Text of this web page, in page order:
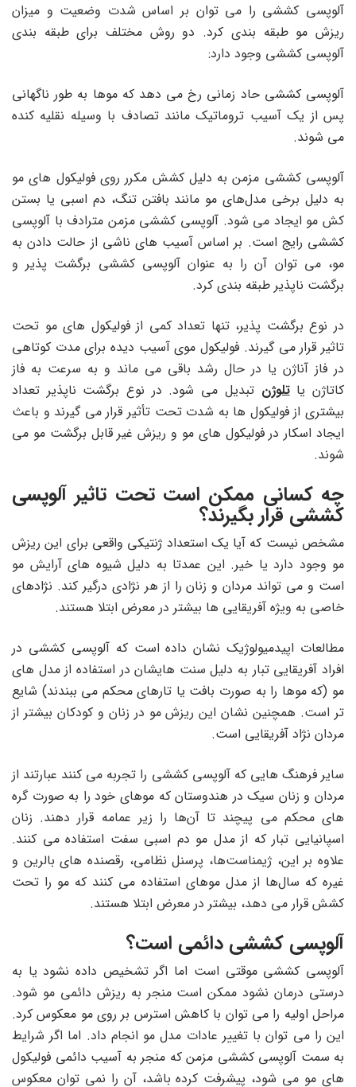
آلوپسی کششی را می توان بر اساس شدت وضعیت و میزان
ریزش مو طبقه بندی کرد. دو روش مختلف برای طبقه بندی
آلوپسی کششی وجود دارد:
آلوپسی کششی حاد زمانی رخ می دهد که موها به طور ناگهانی
پس از یک آسیب تروماتیک مانند تصادف با وسیله نقلیه کنده
می شوند.
آلوپسی کششی مزمن به دلیل کشش مکرر روی فولیکول ‌های مو
به دلیل برخی مدل‌های مو مانند بافتن تنگ، دم اسبی یا بستن
کش مو ایجاد می ‌شود. آلوپسی کششی مزمن مترادف با آلوپسی
کششی رایج است. بر اساس آسیب های ناشی از حالت دادن به
مو، می توان آن را به عنوان آلوپسی کششی برگشت پذیر و
برگشت ناپذیر طبقه بندی کرد.
در نوع برگشت پذیر، تنها تعداد کمی از فولیکول های مو تحت
تاثیر قرار می گیرند. فولیکول موی آسیب دیده برای مدت کوتاهی
در فاز آناژن یا در حال رشد باقی می ماند و به سرعت به فاز
کاتاژن یاتلوژن تبدیل می شود. در نوع برگشت ناپذیر تعداد
بیشتری از فولیکول ها به شدت تحت تأثیر قرار می گیرند و باعث
ایجاد اسکار در فولیکول های مو و ریزش غیر قابل برگشت مو می
شوند.
چه کسانی ممکن است تحت تاثیر آلوپسی
کششی قرار بگیرند؟
مشخص نیست که آیا یک استعداد ژنتیکی واقعی برای این ریزش
مو وجود دارد یا خیر. این عمدتا به دلیل شیوه های آرایش مو
است و می تواند مردان و زنان را از هر نژادی درگیر کند. نژادهای
خاصی به ویژه آفریقایی ها بیشتر در معرض ابتلا هستند.
مطالعات اپیدمیولوژیک نشان داده است که آلوپسی کششی در
افراد آفریقایی تبار به دلیل سنت هایشان در استفاده از مدل های
مو (که موها را به صورت بافت یا تارهای محکم می ببندند) شایع
تر است. همچنین نشان این ریزش مو در زنان و کودکان بیشتر از
مردان نژاد آفریقایی است.
سایر فرهنگ هایی که آلوپسی کششی را تجربه می کنند عبارتند از
مردان و زنان سیک‌ در هندوستان که موهای خود را به صورت گره
های محکم می پیچند تا آن‌ها را زیر عمامه قرار دهند. زنان
اسپانیایی تبار که از مدل مو دم اسبی سفت استفاده می کنند.
علاوه بر این، ژیمناست‌ها، پرسنل نظامی، رقصنده های بالرین و
غیره که سال‌ها از مدل موهای استفاده می کنند که مو را تحت
کشش قرار می دهد، بیشتر در معرض ابتلا هستند.
آلوپسی کششی دائمی است؟
آلوپسی کششی موقتی است اما اگر تشخیص داده نشود یا به
درستی درمان نشود ممکن است منجر به ریزش دائمی مو شود.
مراحل اولیه را می توان با کاهش استرس بر روی مو معکوس کرد.
این را می توان با تغییر عادات مدل مو انجام داد. اما اگر شرایط
به سمت آلوپسی کششی مزمن که منجر به آسیب دائمی فولیکول
های مو می ‌شود، پیشرفت کرده باشد، آن را نمی ‌توان معکوس